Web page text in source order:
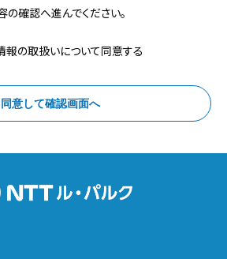
の確認へ進んでください。
報の取扱いについて同意する